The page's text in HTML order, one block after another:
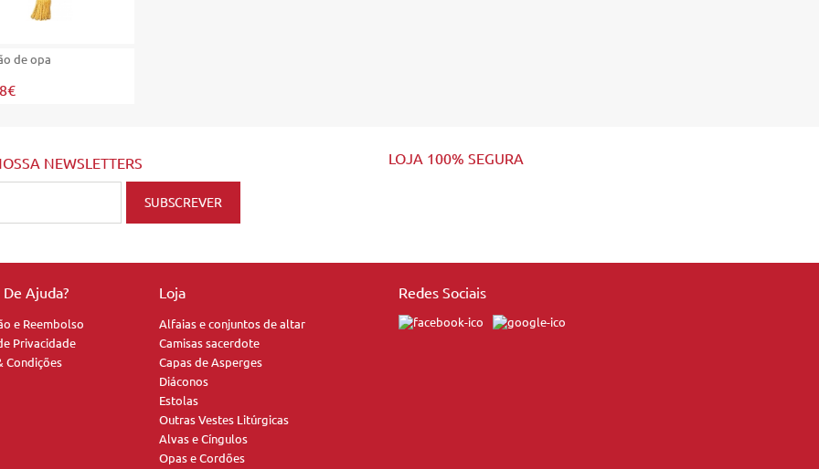
de opa
NEWSLETTERS LOJA 100% SEGURA
De Ajuda?
e Reembolso
Privacidade
Condições
Loja
Alfaias e conjuntos de altar
Camisas sacerdote
Capas de Asperges
Diáconos
Estolas
Outras Vestes Litúrgicas
Alvas e Cíngulos
Opas e Cordões
Redes Sociais